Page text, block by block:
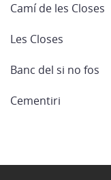
Camí de les Closes
Les Closes
Banc del si no fos
Cementiri